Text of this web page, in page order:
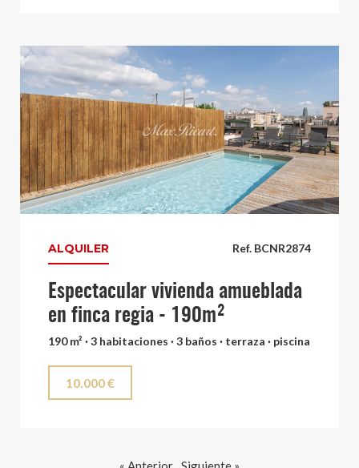
Ref. BCNR2874
ALQUILER
Espectacular vivienda amueblada
en finca regia - 190m²
190 m² · 3 habitaciones · 3 baños · terraza · piscina
10.000 €